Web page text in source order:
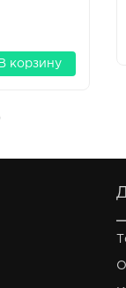
В корзину